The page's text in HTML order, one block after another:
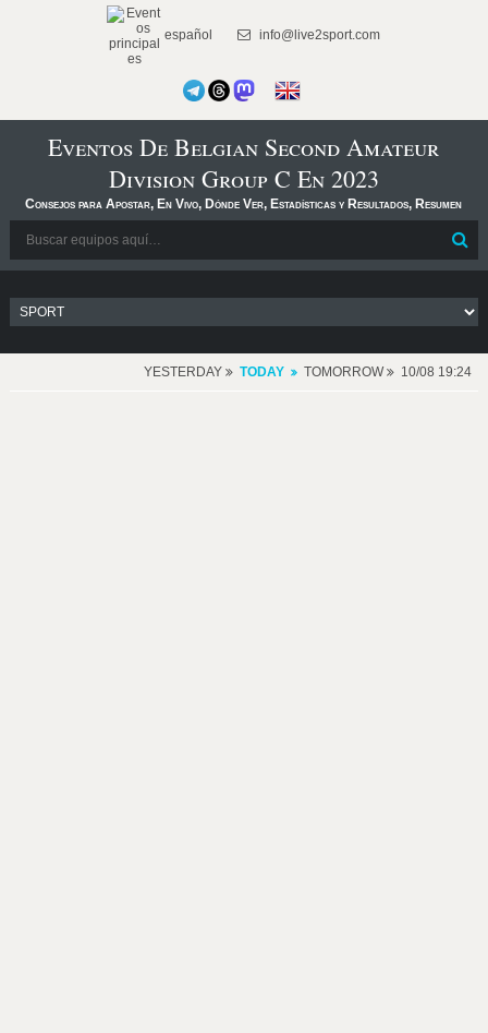
español info@live2sport.com
Eventos De Belgian Second Amateur
Division Group C En 2023
Consejos para Apostar, En Vivo, Dónde Ver, Estadísticas y Resultados, Resumen
YESTERDAY TODAY TOMORROW 10/08 19:24